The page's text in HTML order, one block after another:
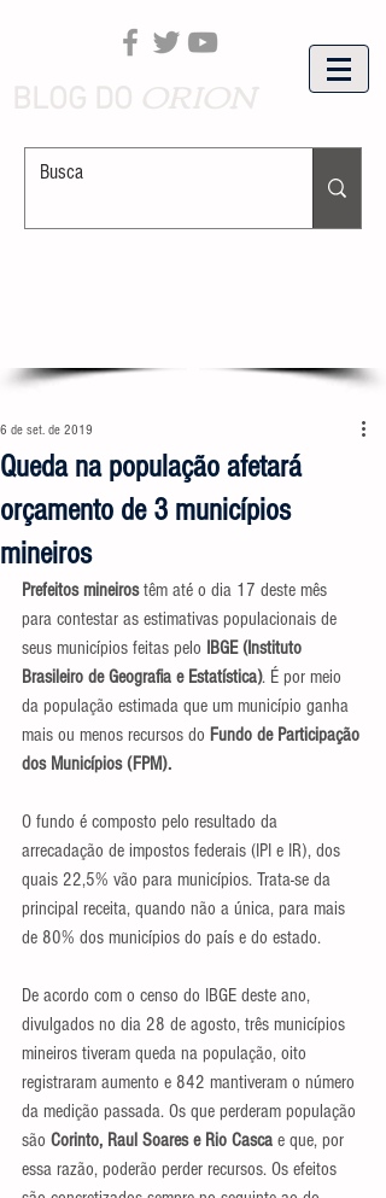
Queda na população afetará
orçamento de 3 municípios
mineiros
6 de set. de 2019
Prefeitos mineiros têm até o dia 17 deste mês
para contestar as estimativas populacionais de
seus municípios feitas pelo IBGE (Instituto
Brasileiro de Geografia e Estatística). É por meio
da população estimada que um município ganha
mais ou menos recursos do Fundo de Participação
dos Municípios (FPM).
O fundo é composto pelo resultado da
arrecadação de impostos federais (IPI e IR), dos
quais 22,5% vão para municípios. Trata-se da
principal receita, quando não a única, para mais
de 80% dos municípios do país e do estado.
De acordo com o censo do IBGE deste ano,
divulgados no dia 28 de agosto, três municípios
mineiros tiveram queda na população, oito
registraram aumento e 842 mantiveram o número
da medição passada. Os que perderam população
são Corinto, Raul Soares e Rio Casca e que, por
essa razão, poderão perder recursos. Os efeitos